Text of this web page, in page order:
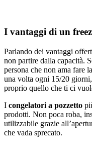
I vantaggi di un
Parlando dei vantaggi
non partire dalla capacità.
persona che non ama fare
una volta ogni 15/20
proprio quello che ti ci
I congelatori a pozzetto
prodotti. Non poca roba,
utilizzabile grazie
che vada sprecato.